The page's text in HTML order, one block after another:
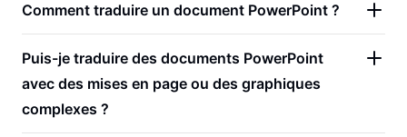
Comment traduire un document PowerPoint ?
Puis-je traduire des documents PowerPoint
avec des mises en page ou des graphiques
complexes ?